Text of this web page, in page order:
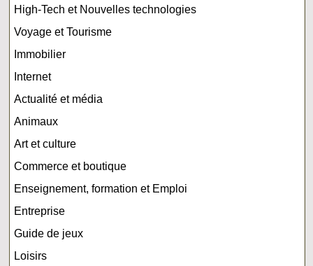
High-Tech et Nouvelles technologies
Voyage et Tourisme
Immobilier
Internet
Actualité et média
Animaux
Art et culture
Commerce et boutique
Enseignement, formation et Emploi
Entreprise
Guide de jeux
Loisirs